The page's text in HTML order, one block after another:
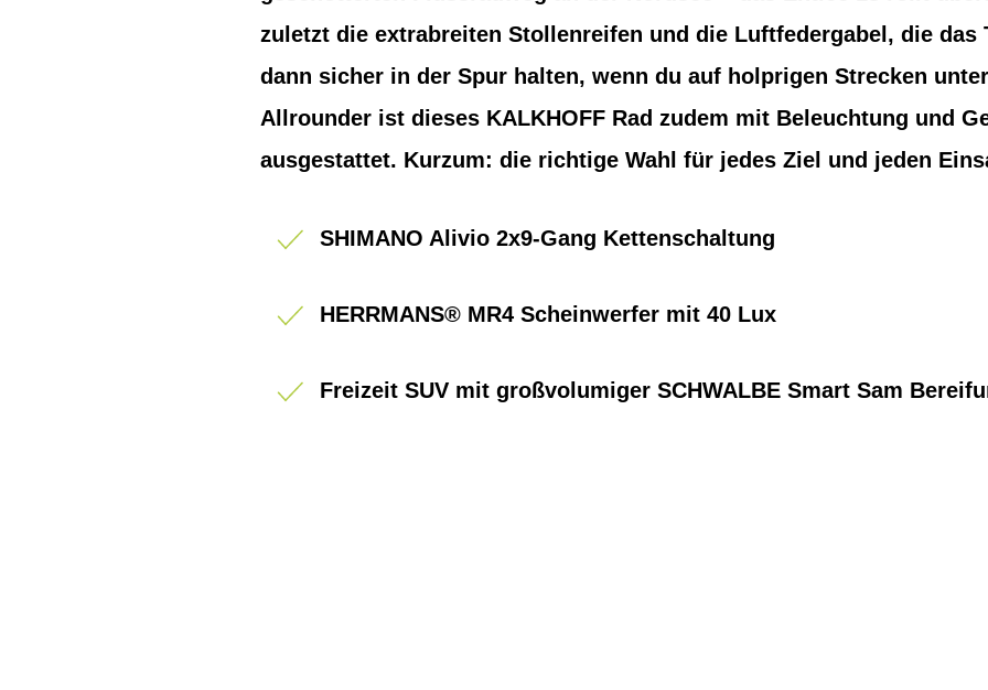
zuletzt die extrabreiten Stollenreifen und die Luftfedergabel, die das
dann sicher in der Spur halten, wenn du auf holprigen Strecken
Allrounder ist dieses KALKHOFF Rad zudem mit Beleuchtung und
ausgestattet. Kurzum: die richtige Wahl für jedes Ziel und jeden
SHIMANO Alivio 2x9-Gang Kettenschaltung
HERRMANS® MR4 Scheinwerfer mit 40 Lux
Freizeit SUV mit großvolumiger SCHWALBE Smart Sam